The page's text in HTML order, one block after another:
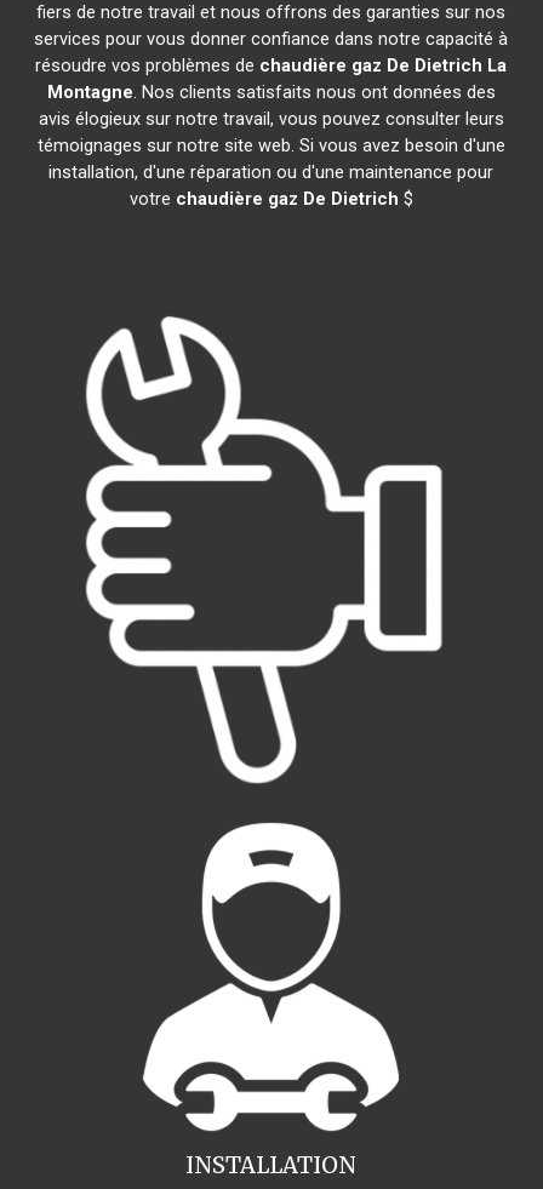
fiers de notre travail et nous offrons des garanties sur nos
services pour vous donner confiance dans notre capacité à
résoudre vos problèmes de chaudière gaz De Dietrich La
Montagne. Nos clients satisfaits nous ont données des
avis élogieux sur notre travail, vous pouvez consulter leurs
témoignages sur notre site web. Si vous avez besoin d'une
installation, d'une réparation ou d'une maintenance pour
votre chaudière gaz De Dietrich $
INSTALLATION